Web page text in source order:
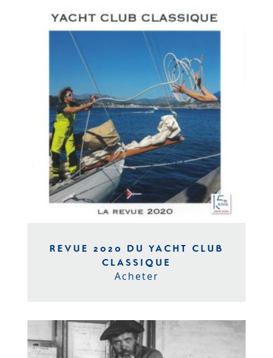
REVUE 2020 DU YACHT CLUB
CLASSIQUE
Acheter